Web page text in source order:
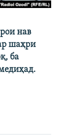
нав
шаҳри
ба